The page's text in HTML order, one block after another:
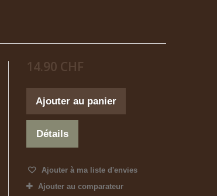
14.90 CHF
Ajouter au panier
Détails
Ajouter à ma liste d'envies
Ajouter au comparateur